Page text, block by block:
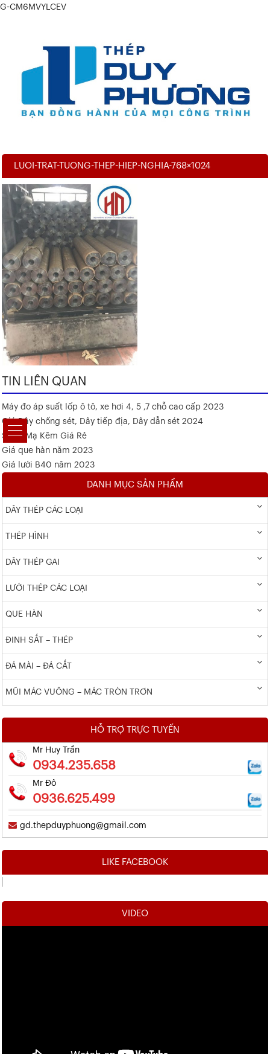
G-CM6MVYLCEV
LUOI-TRAT-TUONG-THEP-HIEP-NGHIA-768×1024
TIN LIÊN QUAN
Máy đo áp suất lốp ô tô, xe hơi 4, 5 ,7 chỗ cao cấp 2023
Giá Dây chống sét, Dây tiếp địa, Dây dẫn sét 2024
Sắt V Mạ Kẽm Giá Rẻ
Giá que hàn năm 2023
Giá lưới B40 năm 2023
DANH MỤC SẢN PHẨM
DÂY THÉP CÁC LOẠI
THÉP HÌNH
DÂY THÉP GAI
LƯỚI THÉP CÁC LOẠI
QUE HÀN
ĐINH SẮT – THÉP
ĐÁ MÀI – ĐÁ CẮT
MŨI MÁC VUÔNG – MÁC TRÒN TRƠN
HỖ TRỢ TRỰC TUYẾN
Mr Huy Trần
0934.235.658
Mr Đô
0936.625.499
gd.thepduyphuong@gmail.com
LIKE FACEBOOK
VIDEO